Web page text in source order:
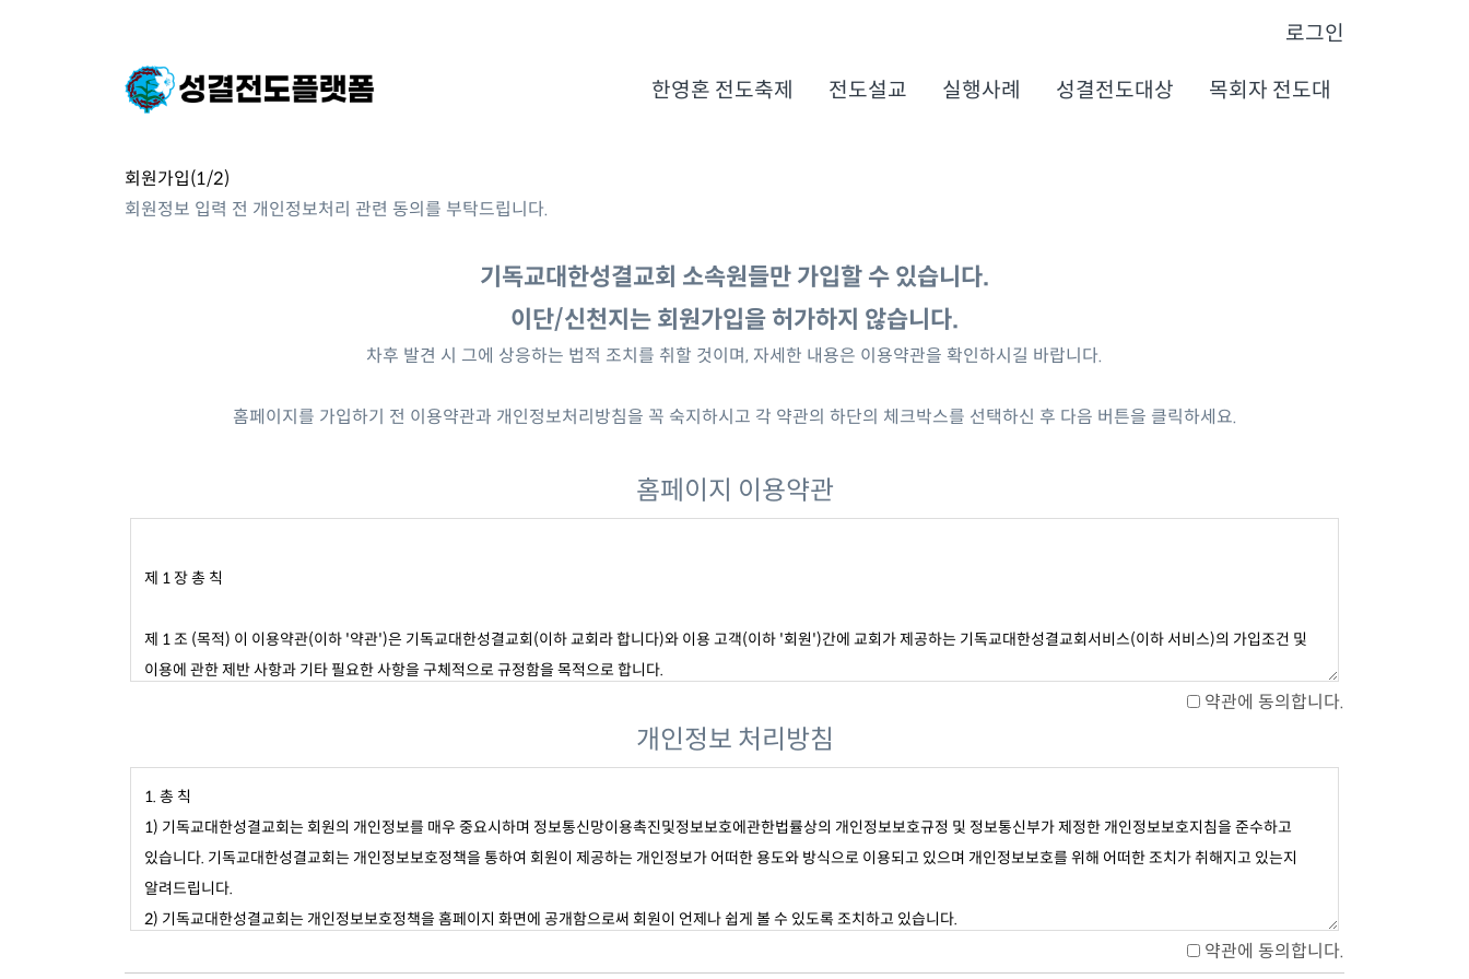
로그인
한영혼 전도축제 전도설교 실행사례 성결전도대상 목회자 전도대
회원가입(1/2)
회원정보 입력 전 개인정보처리 관련 동의를 부탁드립니다.
기독교대한성결교회 소속원들만 가입할 수 있습니다.
이단/신천지는 회원가입을 허가하지 않습니다.
차후 발견 시 그에 상응하는 법적 조치를 취할 것이며, 자세한 내용은 이용약관을 확인하시길 바랍니다.
홈페이지를 가입하기 전 이용약관과 개인정보처리방침을 꼭 숙지하시고 각 약관의 하단의 체크박스를 선택하신 후 다음 버튼을 클릭하세요.
홈페이지 이용약관
약관에 동의합니다.
개인정보 처리방침
약관에 동의합니다.